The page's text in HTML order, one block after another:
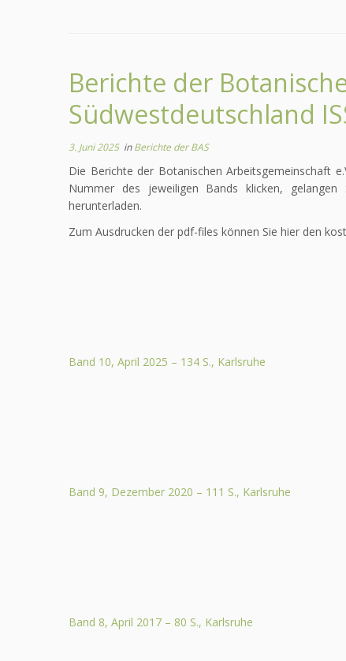
Berichte der
Südwestdeutschland
3. Juni 2025inBerichte der BAS
Die Berichte der Botanischen Arbeitsgemeinschaft
Nummer des jeweiligen Bands klicken,
herunterladen.
Zum Ausdrucken der pdf-files können Sie hier den
Band 10, April 2025 – 134 S., Karlsruhe
Band 9, Dezember 2020 – 111 S., Karlsruhe
Band 8, April 2017 – 80 S., Karlsruhe